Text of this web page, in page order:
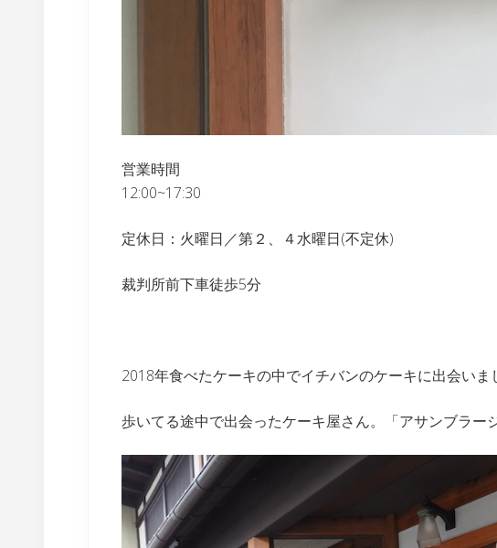
営業時間
12:00~17:30
定休日：火曜日／第２、４水曜日(不定休)
裁判所前下車徒歩5分
2018年食べたケーキの中でイチバンのケーキに出会いま
歩いてる途中で出会ったケーキ屋さん。「アサンブラー